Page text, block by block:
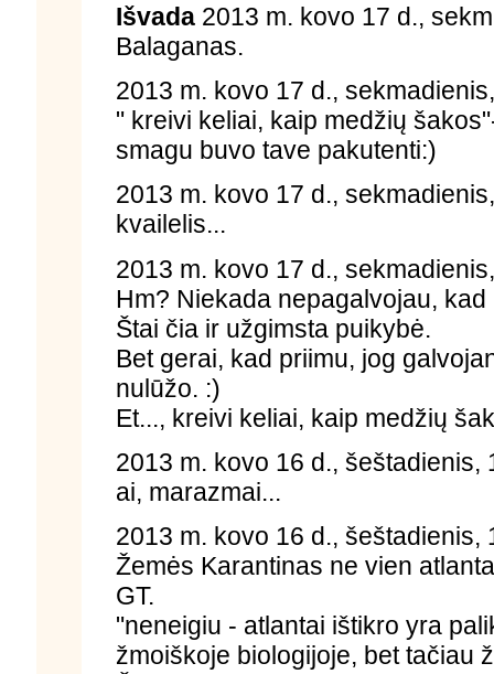
Išvada2013 m. kovo 17 d.,
Balaganas.
2013 m. kovo 17 d.,
" kreivi keliai, kaip medžių
smagu buvo tave pakutenti:)
2013 m. kovo 17 d.,
kvailelis...
2013 m. kovo 17 d.,
Hm? Niekada nepagalvojau,
Štai čia ir užgimsta puikybė.
Bet gerai, kad priimu, jog
nulūžo. :)
Et..., kreivi keliai, kaip medžių
2013 m. kovo 16 d., šeštadienis,
ai, marazmai...
2013 m. kovo 16 d., šeštadienis,
Žemės Karantinas ne vien
GT.
"neneigiu - atlantai ištikro yra
žmoiškoje biologijoje, bet tačiau